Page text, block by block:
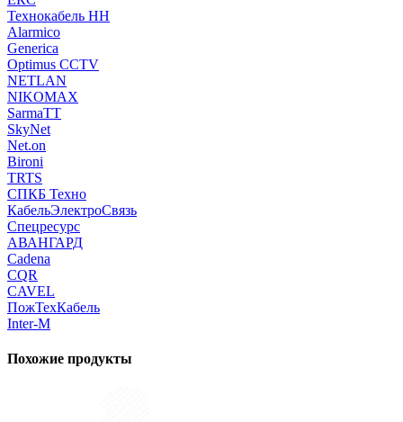
Технокабель НН
Alarmico
Generica
Optimus CCTV
NETLAN
NIKOMAX
SarmaTT
SkyNet
Net.on
Bironi
TRTS
СПКБ Техно
КабельЭлектроСвязь
Спецресурс
АВАНГАРД
Cadena
CQR
CAVEL
ПожТехКабель
Inter-M
Похожие продукты